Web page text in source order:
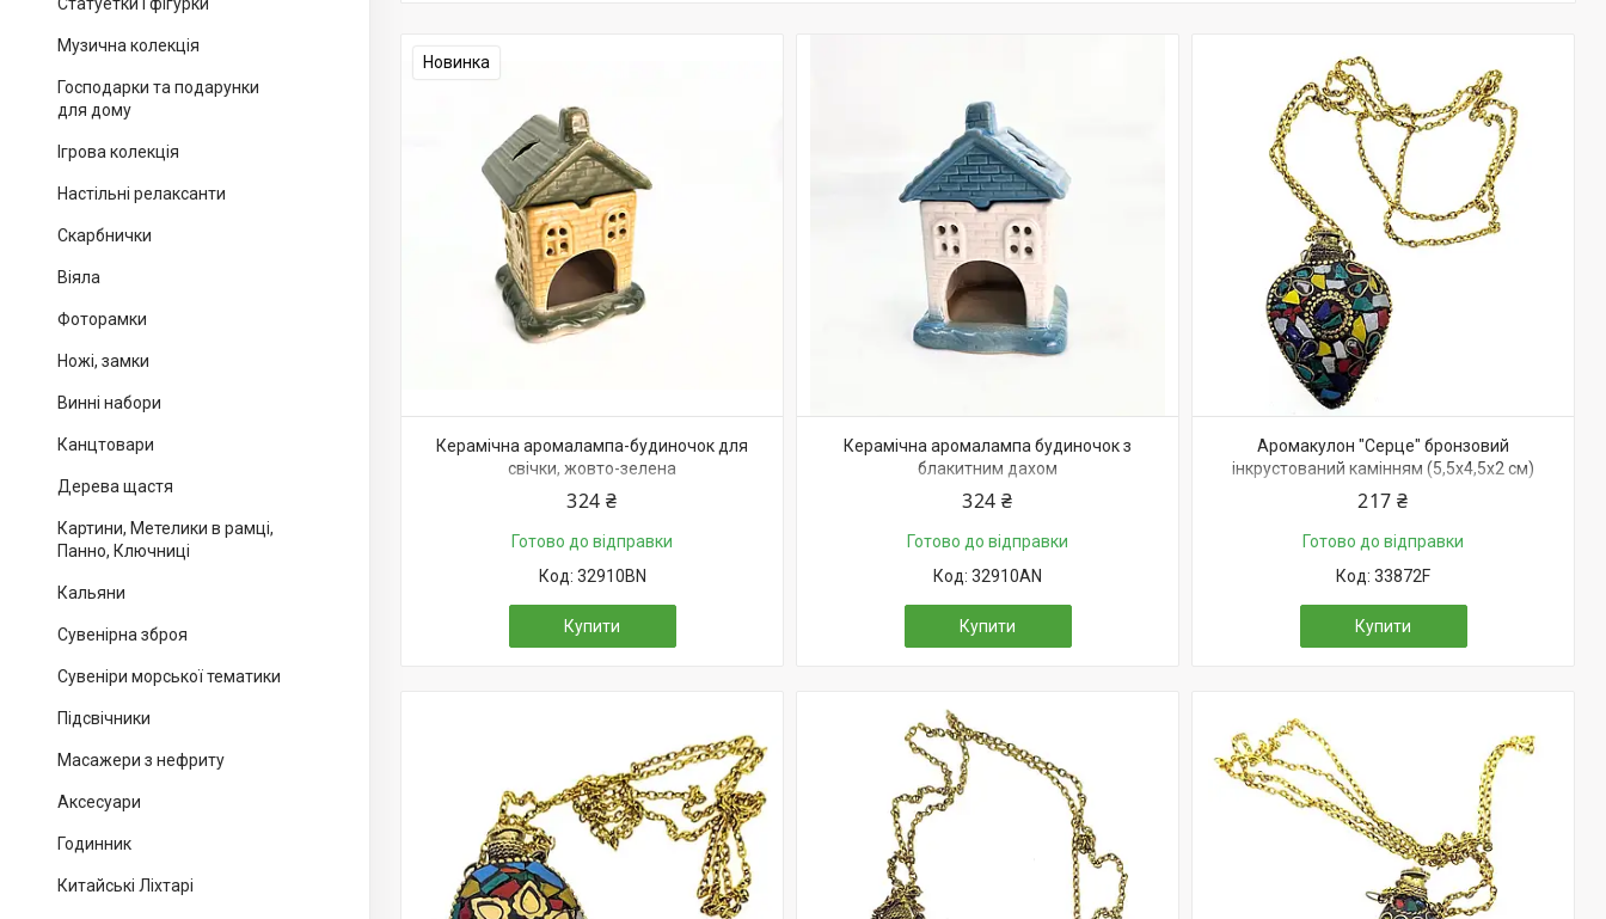
Музична колекція
Господарки та подарунки
для дому
Ігрова колекція
Настільні релаксанти
Скарбнички
Віяла
Фоторамки
Ножі, замки
Винні набори
Канцтовари
Дерева щастя
Картини, Метелики в рамці,
Панно, Ключниці
Кальяни
Сувенірна зброя
Сувеніри морської тематики
Підсвічники
Масажери з нефриту
Аксесуари
Годинник
Китайські Ліхтарі
Новинка
Керамічна аромалампа-будиночок для
свічки, жовто-зелена
324 ₴
Готово до відправки
32910BN
Купити
Керамічна аромалампа будиночок з
блакитним дахом
324 ₴
Готово до відправки
32910AN
Купити
Аромакулон "Серце" бронзовий
інкрустований камінням (5,5х4,5х2 см)
217 ₴
Готово до відправки
33872F
Купити